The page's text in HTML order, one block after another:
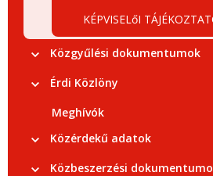
KÉPVISELőI
Közgyűlési dokumentumok
Érdi Közlöny
Meghívók
Közérdekű adatok
Közbeszerzési